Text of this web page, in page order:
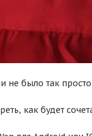
не было так
как будет